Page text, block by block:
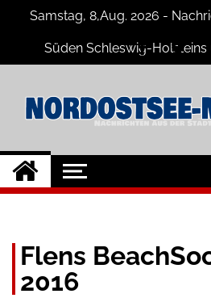
Samstag, 8,Aug. 2026 -
Süden Schleswig-
Nord-
Magazine
Der Blog der Nord-
Flens
2016